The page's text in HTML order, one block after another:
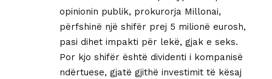
opinionin publik, prokurorja Millonai,
përfshinë një shifër prej 5 milionë eurosh,
pasi dihet impakti për lekë, gjak e seks.
Por kjo shifër është dividenti i kompanisë
ndërtuese, gjatë gjithë investimit të kësaj